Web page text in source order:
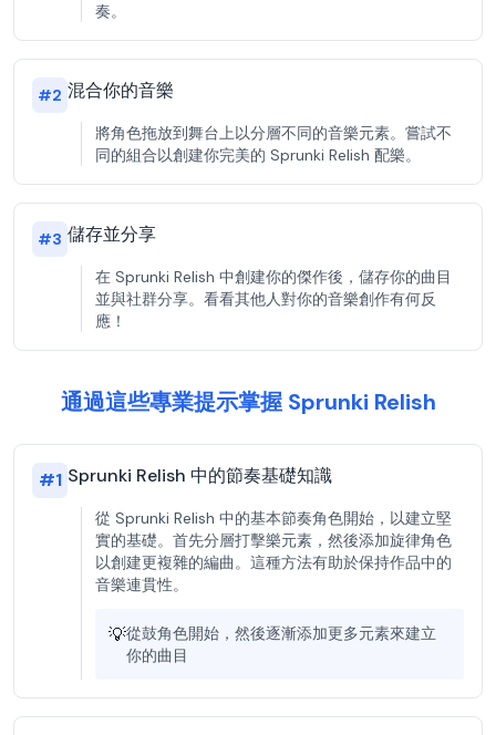
奏。
#2 混合你的音樂
將角色拖放到舞台上以分層不同的音樂元素。嘗試不
同的組合以創建你完美的 Sprunki Relish 配樂。
#3 儲存並分享
在 Sprunki Relish 中創建你的傑作後，儲存你的曲目
並與社群分享。看看其他人對你的音樂創作有何反
應！
通過這些專業提示掌握 Sprunki Relish
#1 Sprunki Relish 中的節奏基礎知識
從 Sprunki Relish 中的基本節奏角色開始，以建立堅
實的基礎。首先分層打擊樂元素，然後添加旋律角色
以創建更複雜的編曲。這種方法有助於保持作品中的
音樂連貫性。
💡從鼓角色開始，然後逐漸添加更多元素來建立
你的曲目